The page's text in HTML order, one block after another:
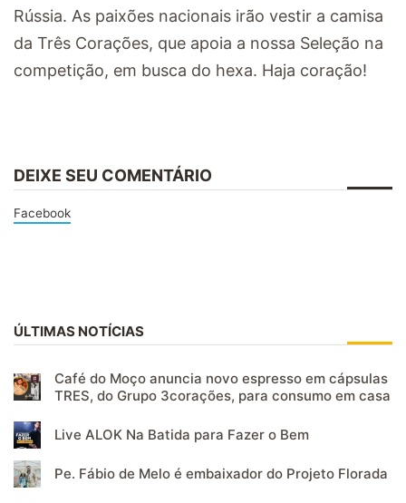
Rússia. As paixões nacionais irão vestir a camisa
da Três Corações, que apoia a nossa Seleção na
competição, em busca do hexa. Haja coração!
DEIXE SEU COMENTÁRIO
Facebook
ÚLTIMAS NOTÍCIAS
Café do Moço anuncia novo espresso em cápsulas
TRES, do Grupo 3corações, para consumo em casa
Live ALOK Na Batida para Fazer o Bem
Pe. Fábio de Melo é embaixador do Projeto Florada